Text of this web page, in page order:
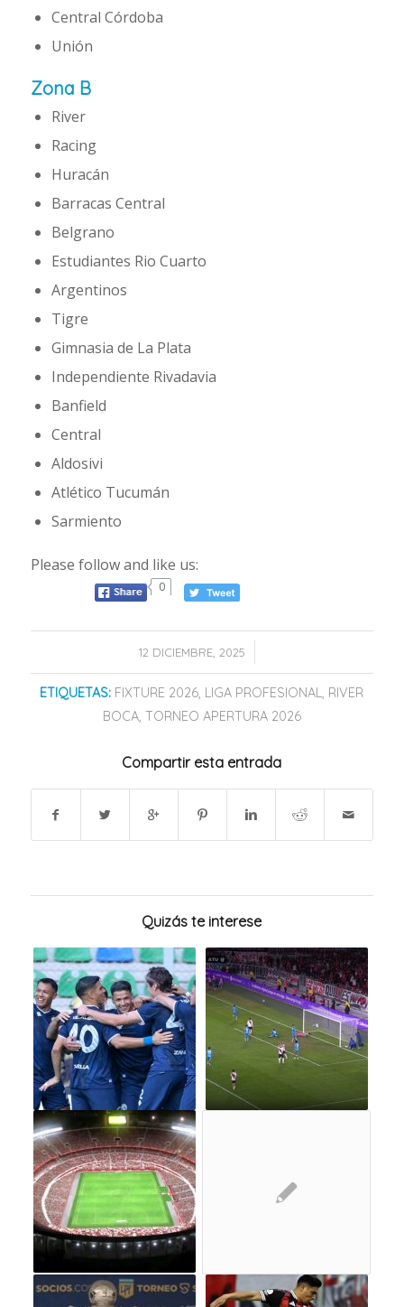
Central Córdoba
Unión
Zona B
River
Racing
Huracán
Barracas Central
Belgrano
Estudiantes Rio Cuarto
Argentinos
Tigre
Gimnasia de La Plata
Independiente Rivadavia
Banfield
Central
Aldosivi
Atlético Tucumán
Sarmiento
Please follow and like us:
0
12 DICIEMBRE, 2025
/
ETIQUETAS: FIXTURE 2026, LIGA PROFESIONAL, RIVER
BOCA, TORNEO APERTURA 2026
Compartir esta entrada
Quizás te interese